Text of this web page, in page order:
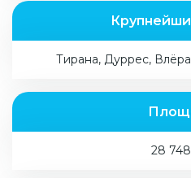
Тирана, Дуррес,
28